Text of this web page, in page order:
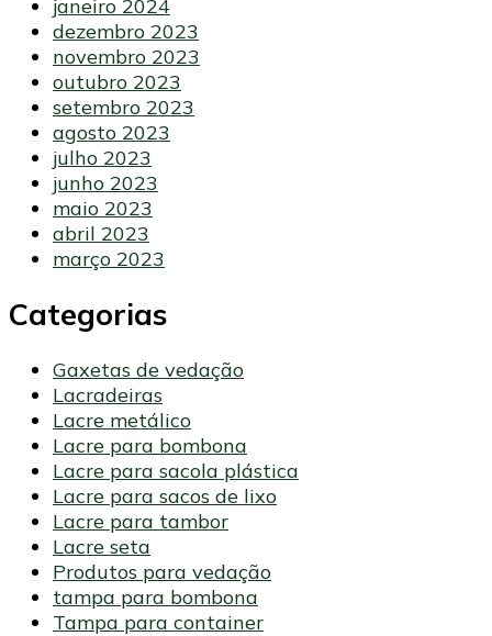
janeiro 2024
dezembro 2023
novembro 2023
outubro 2023
setembro 2023
agosto 2023
julho 2023
junho 2023
maio 2023
abril 2023
março 2023
Categorias
Gaxetas de vedação
Lacradeiras
Lacre metálico
Lacre para bombona
Lacre para sacola plástica
Lacre para sacos de lixo
Lacre para tambor
Lacre seta
Produtos para vedação
tampa para bombona
Tampa para container